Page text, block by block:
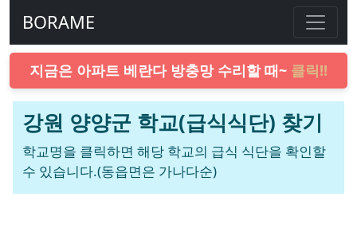
BORAME
지금은 아파트 베란다 방충망 수리할 때~ 클릭!!
강원 양양군 학교(급식식단) 찾기
학교명을 클릭하면 해당 학교의 급식 식단을 확인할
수 있습니다.(동읍면은 가나다순)